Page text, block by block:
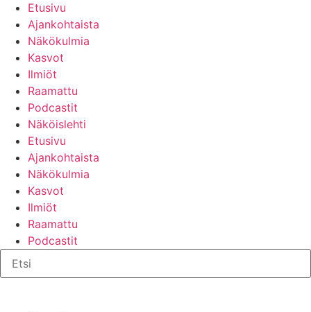
Etusivu
Ajankohtaista
Näkökulmia
Kasvot
Ilmiöt
Raamattu
Podcastit
Näköislehti
Etusivu
Ajankohtaista
Näkökulmia
Kasvot
Ilmiöt
Raamattu
Podcastit